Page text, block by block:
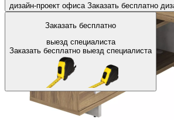
дизайн-проект офиса Заказать бесплатно
Заказать бесплатно
выезд специалиста
Заказать бесплатно выезд специалиста